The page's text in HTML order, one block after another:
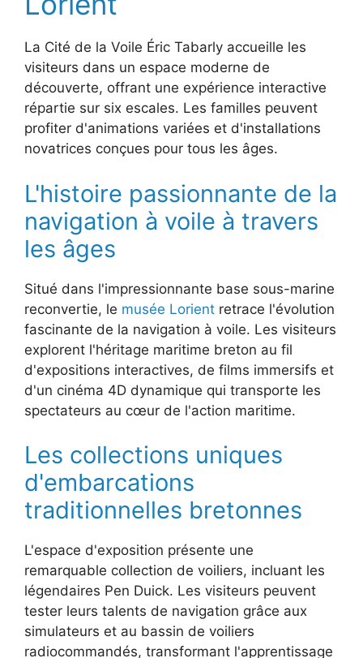
La Cité de la Voile Éric Tabarly accueille les
visiteurs dans un espace moderne de
découverte, offrant une expérience interactive
répartie sur six escales. Les familles peuvent
profiter d'animations variées et d'installations
novatrices conçues pour tous les âges.
L'histoire passionnante de la
navigation à voile à travers
les âges
Situé dans l'impressionnante base sous-marine
reconvertie, le musée Lorient retrace l'évolution
fascinante de la navigation à voile. Les visiteurs
explorent l'héritage maritime breton au fil
d'expositions interactives, de films immersifs et
d'un cinéma 4D dynamique qui transporte les
spectateurs au cœur de l'action maritime.
Les collections uniques
d'embarcations
traditionnelles bretonnes
L'espace d'exposition présente une
remarquable collection de voiliers, incluant les
légendaires Pen Duick. Les visiteurs peuvent
tester leurs talents de navigation grâce aux
simulateurs et au bassin de voiliers
radiocommandés, transformant l'apprentissage